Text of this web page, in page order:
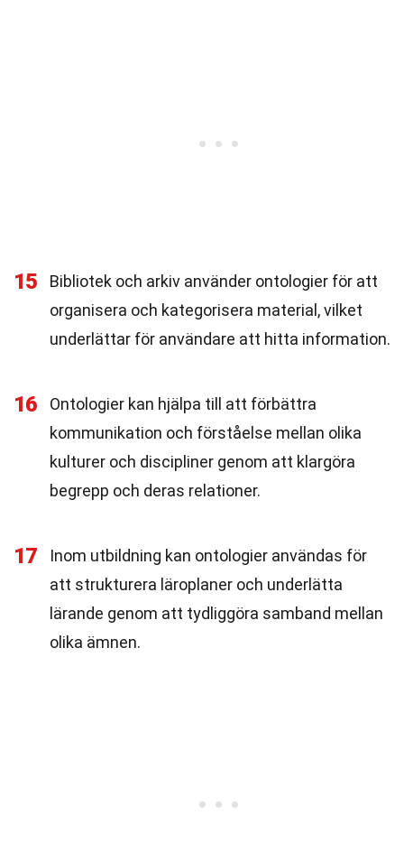
15
Bibliotek och arkiv använder ontologier för att
organisera och kategorisera material, vilket
underlättar för användare att hitta information.
16
Ontologier kan hjälpa till att förbättra
kommunikation och förståelse mellan olika
kulturer och discipliner genom att klargöra
begrepp och deras relationer.
17
Inom utbildning kan ontologier användas för
att strukturera läroplaner och underlätta
lärande genom att tydliggöra samband mellan
olika ämnen.